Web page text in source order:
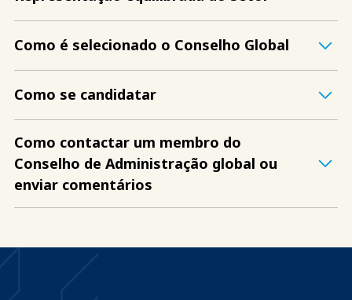
Como é selecionado o Conselho Global
Como se candidatar
Como contactar um membro do
Conselho de Administração global ou
enviar comentários